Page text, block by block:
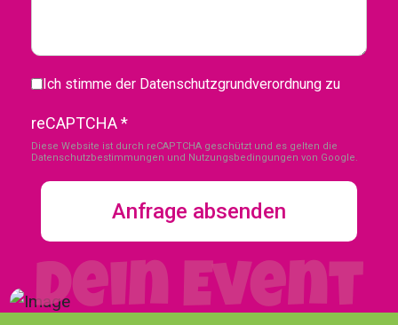
Dein Event
Ich stimme der Datenschutzgrundverordnung zu
reCAPTCHA*
Diese Website ist durch reCAPTCHA geschützt und es gelten die
Datenschutzbestimmungen und Nutzungsbedingungen von Google.
Anfrage absenden